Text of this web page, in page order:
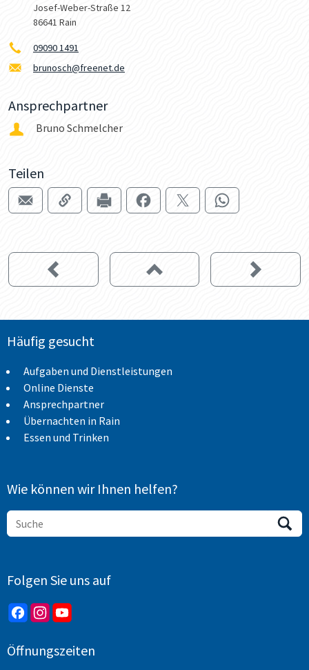
Josef-Weber-Straße 12
86641 Rain
09090 1491
brunosch@freenet.de
Ansprechpartner
Bruno Schmelcher
Teilen
Häufig gesucht
Aufgaben und Dienstleistungen
Online Dienste
Ansprechpartner
Übernachten in Rain
Essen und Trinken
Wie können wir Ihnen helfen?
Folgen Sie uns auf
Öffnungszeiten